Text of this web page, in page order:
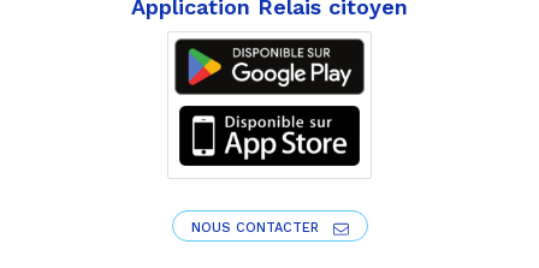
Application Relais citoyen
NOUS CONTACTER